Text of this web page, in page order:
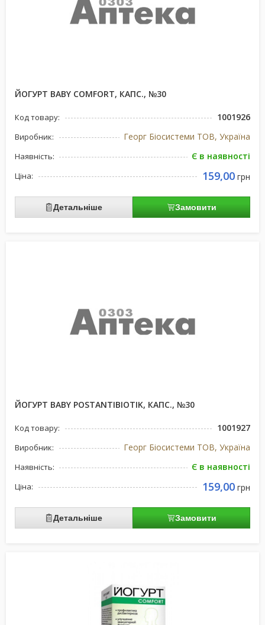
ЙОГУРТ BABY COMFORT, КАПС., №30
Код товару: 1001926
Виробник: Георг Біосистеми ТОВ, Україна
Наявність: Є в наявності
Ціна: 159,00 грн
Детальніше Замовити
ЙОГУРТ BABY POSTANTIBIOTIK, КАПС., №30
Код товару: 1001927
Виробник: Георг Біосистеми ТОВ, Україна
Наявність: Є в наявності
Ціна: 159,00 грн
Детальніше Замовити